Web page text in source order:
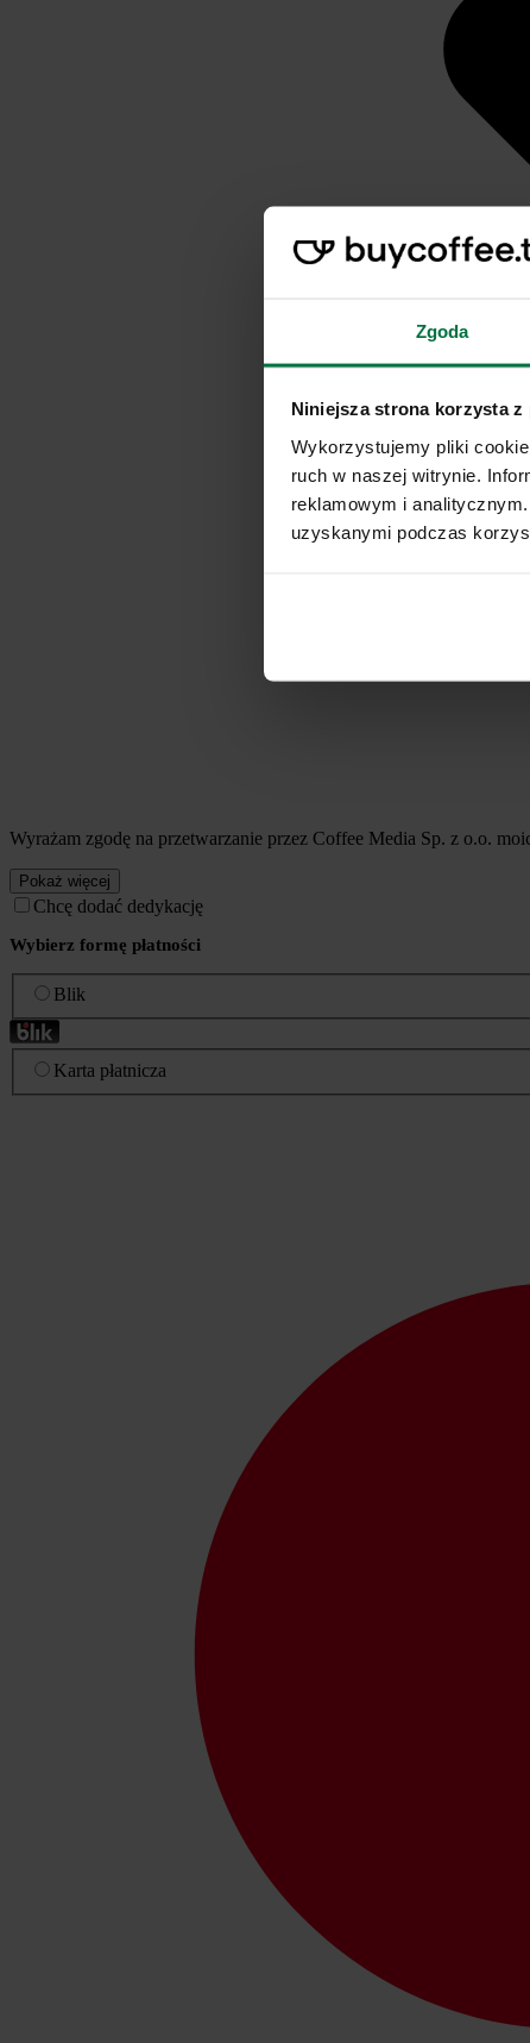
Zgoda
Niniejsza strona korzysta
Wykorzystujemy pliki
ruch w naszej witrynie.
reklamowym i
uzyskanymi podczas
Wyrażam zgodę na przetwarzanie przez Coffee Media Sp. z o.o.
Pokaż więcej
Chcę dodać dedykację
Wybierz formę płatności
Blik
Karta płatnicza